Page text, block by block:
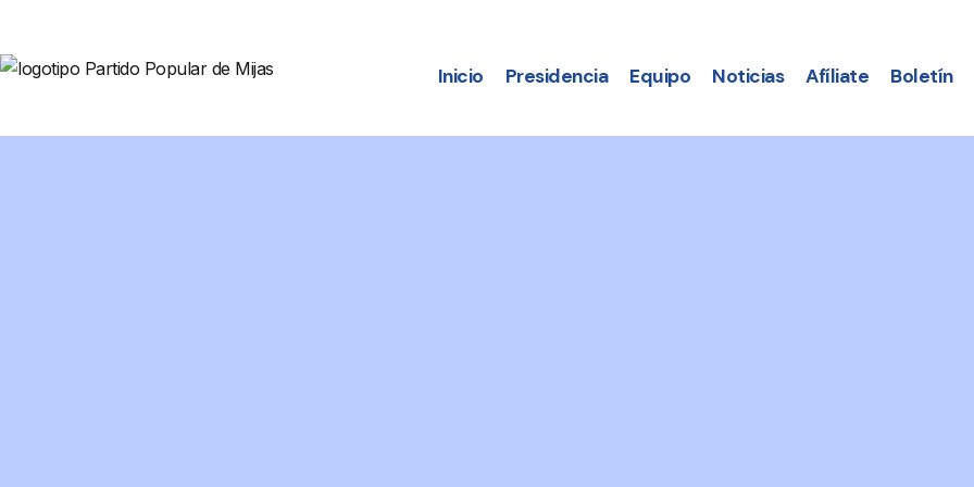
Inicio Presidencia Equipo Noticias Afíliate Boletín